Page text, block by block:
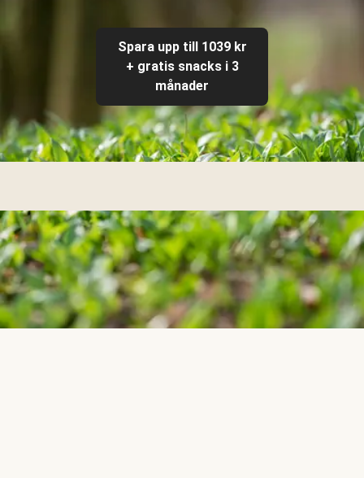
Spara upp till 1039 kr
+ gratis snacks i 3
månader